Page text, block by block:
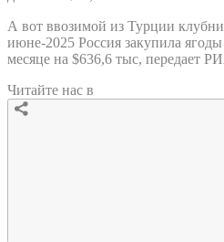
А вот ввозимой из Турции
июне-2025 Россия закупила
месяце на $636,6 тыс, передает
Читайте нас в